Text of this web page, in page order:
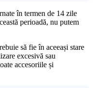
în termen de 14 zile
perioadă, nu putem
să fie în aceeași stare
excesivă sau
accesoriile și